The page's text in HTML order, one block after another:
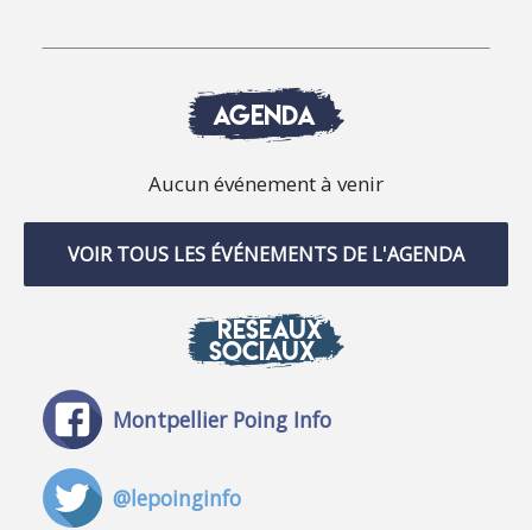
AGENDA
Aucun événement à venir
VOIR TOUS LES ÉVÉNEMENTS DE L'AGENDA
RÉSEAUX
SOCIAUX
Montpellier Poing Info
@lepoinginfo